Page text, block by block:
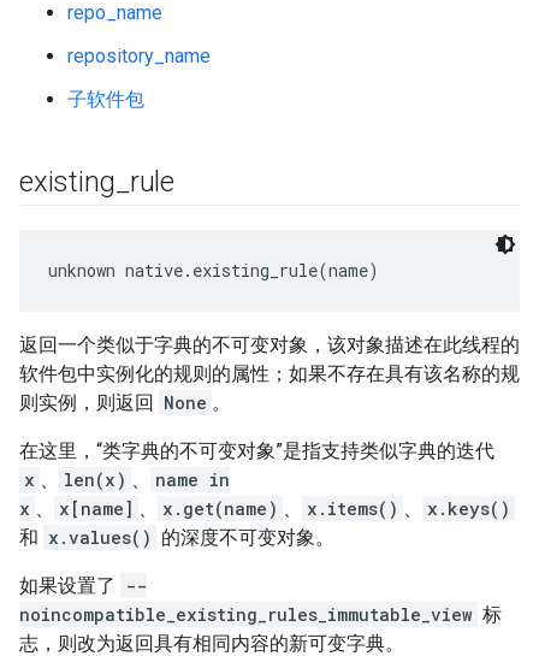
repo_name
repository_name
子软件包
existing rule
unknown native.existing_rule(name)
返回一个类似于字典的不可变对象，该对象描述在此线程的
软件包中实例化的规则的属性；如果不存在具有该名称的规
则实例，则返回 None 。
在这里，“类字典的不可变对象”是指支持类似字典的迭代
x 、 len(x) 、
name in
x 、 x[name] 、 x.get(name) 、 x.items() 、
x.keys()
和 x.values() 的深度不可变对象。
如果设置了
--
noincompatible_existing_rules_immutable_view 标
志，则改为返回具有相同内容的新可变字典。